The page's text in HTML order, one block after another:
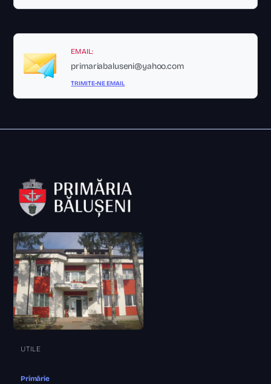
EMAIL:
primariabaluseni@yahoo.com
TRIMITE-NE EMAIL
UTILE
Primărie